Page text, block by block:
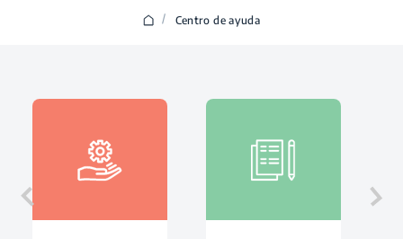
/ Centro de ayuda